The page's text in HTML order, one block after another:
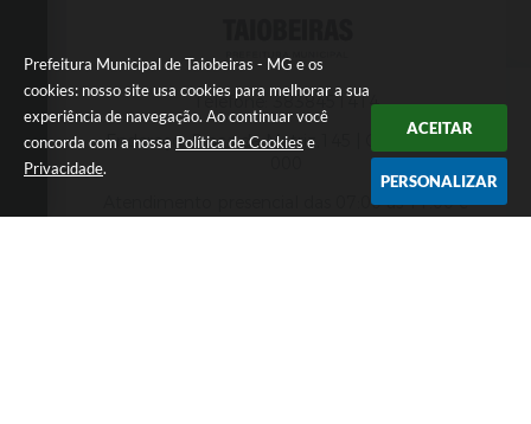
Prefeitura Municipal de Taiobeiras - MG e os
cookies: nosso site usa cookies para melhorar a sua
experiência de navegação. Ao continuar você
concorda com a nossa Política de Cookies e
Privacidade.
ACEITAR
PERSONALIZAR
Telefone: 3838451414
Endereço: Praça da Matriz,145 | CEP: 39550-
Atendimento presencial das 07:00 às 11:00 e